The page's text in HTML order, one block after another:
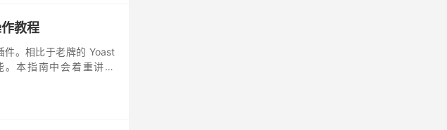
教程
件。相比于老牌的 Yoast
本指南中会着重讲解